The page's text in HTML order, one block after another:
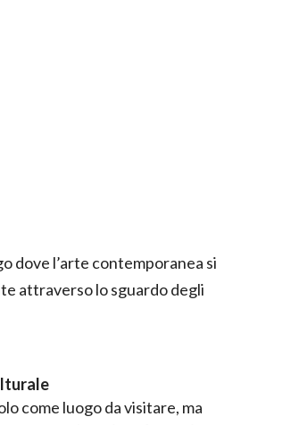
dove l’arte contemporanea si
attraverso lo sguardo degli
come luogo da visitare, ma